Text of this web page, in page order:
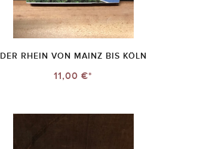
DER RHEIN VON MAINZ BIS KÖLN
11,00 €*